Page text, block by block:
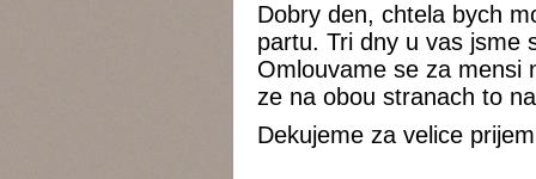
Dobry den, chtela bych
partu. Tri dny u vas jsme
Omlouvame se za mensi
ze na obou stranach to
Dekujeme za velice